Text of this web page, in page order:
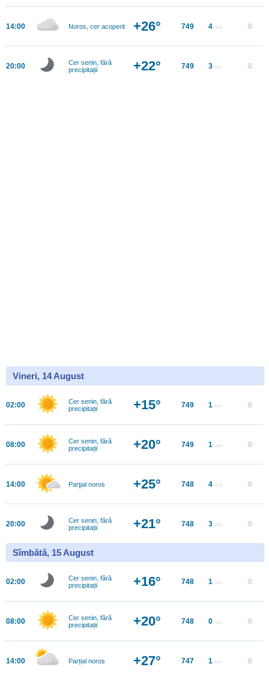
14:00 Noros, cer acoperit +26° 749 4 m/s 0
20:00
Cer senin, fără
precipitații
+22° 749 3 m/s 0
Vineri, 14 August
02:00
Cer senin, fără
precipitații
+15° 749 1 m/s 0
08:00
Cer senin, fără
precipitații
+20° 749 1 m/s 0
14:00 Parţial noros +25° 748 4 m/s 0
20:00
Cer senin, fără
precipitații
+21° 748 3 m/s 0
Sîmbătă, 15 August
02:00
Cer senin, fără
precipitații
+16° 748 1 m/s 0
08:00
Cer senin, fără
precipitații
+20° 748 0 m/s 0
14:00 Parțial noros +27° 747 1 m/s 0